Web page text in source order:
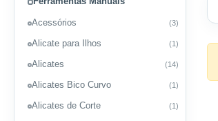
Acessórios (3)
Alicate para Ilhos (1)
Alicates (14)
Alicates Bico Curvo (1)
Alicates de Corte (1)